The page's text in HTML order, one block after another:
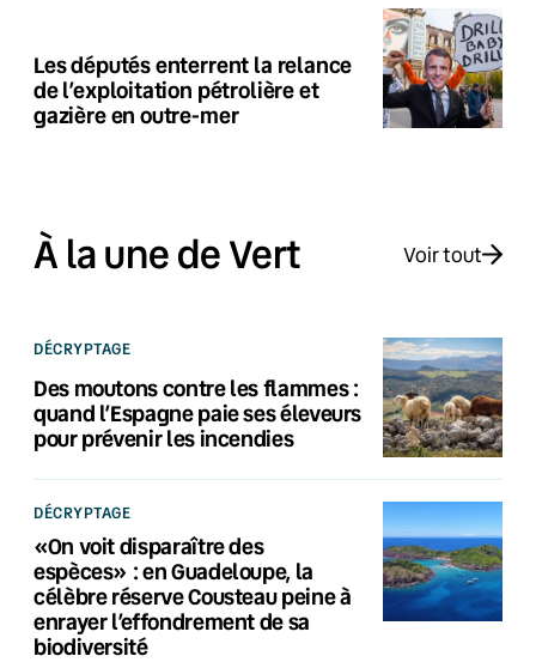
Les députés enterrent la relance
de l’exploitation pétrolière et
gazière en outre-mer
À la une de Vert Voir tout
DÉCRYPTAGE
Des moutons contre les flammes :
quand l’Espagne paie ses éleveurs
pour prévenir les incendies
DÉCRYPTAGE
«On voit disparaître des
espèces» : en Guadeloupe, la
célèbre réserve Cousteau peine à
enrayer l’effondrement de sa
biodiversité